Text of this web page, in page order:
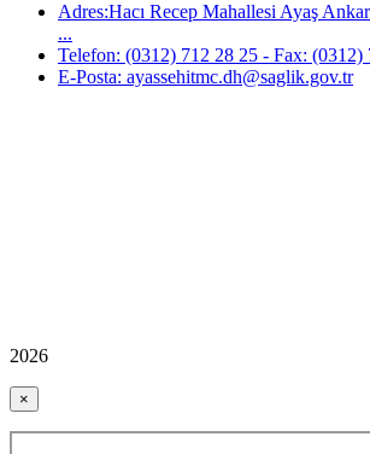
Adres:Hacı Recep Mahallesi Ayaş
...
Telefon: (0312) 712 28 25 - Fax: (0312)
E-Posta: ayassehitmc.dh@saglik.gov.tr
2026
×